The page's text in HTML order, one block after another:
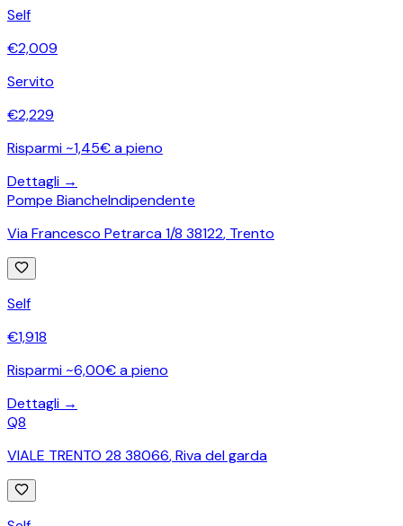
Self
€2,009
Servito
€2,229
Risparmi ~1,45€ a pieno
Dettagli →
Pompe BiancheIndipendente
Via Francesco Petrarca 1/8 38122, Trento
Self
€1,918
Risparmi ~6,00€ a pieno
Dettagli →
Q8
VIALE TRENTO 28 38066,Riva del garda